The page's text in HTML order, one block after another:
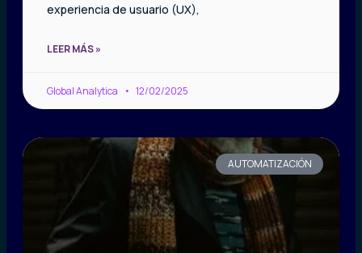
experiencia de usuario (UX),
LEER MÁS »
Global Analytica 12/02/2025
AUTOMATIZACIÓN